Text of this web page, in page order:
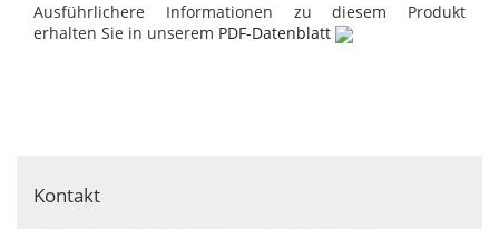
Ausführlichere Informationen zu diesem Produkt
erhalten Sie in unserem PDF-Datenblatt
Kontakt